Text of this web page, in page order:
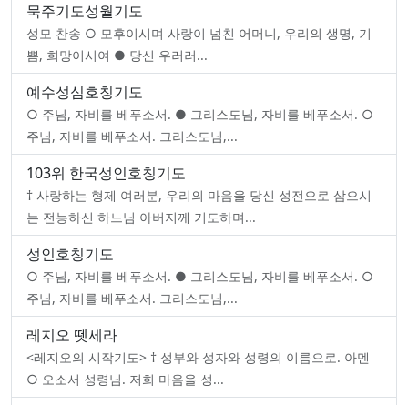
묵주기도성월기도
성모 찬송 ○ 모후이시며 사랑이 넘친 어머니, 우리의 생명, 기
쁨, 희망이시여 ● 당신 우러러...
예수성심호칭기도
○ 주님, 자비를 베푸소서. ● 그리스도님, 자비를 베푸소서. ○
주님, 자비를 베푸소서. 그리스도님,...
103위 한국성인호칭기도
† 사랑하는 형제 여러분, 우리의 마음을 당신 성전으로 삼으시
는 전능하신 하느님 아버지께 기도하며...
성인호칭기도
○ 주님, 자비를 베푸소서. ● 그리스도님, 자비를 베푸소서. ○
주님, 자비를 베푸소서. 그리스도님,...
레지오 뗏세라
<레지오의 시작기도> † 성부와 성자와 성령의 이름으로. 아멘
○ 오소서 성령님. 저희 마음을 성...